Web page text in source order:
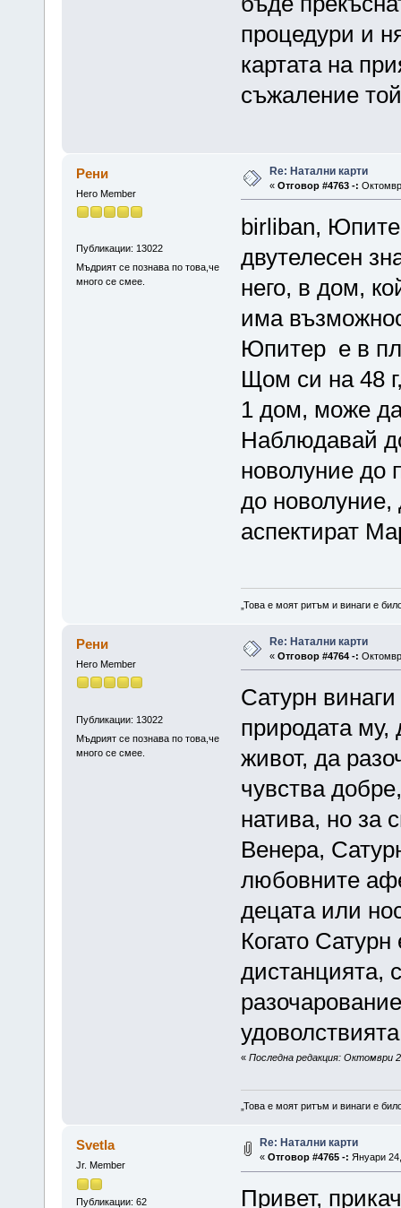
процедури и
картата на
съжаление
Рени
Hero Member
Публикации: 13022
Мъдрият се познава по това,че
много се смее.
Re: Натални карти
« Отговор #4763 -:
birliban,
двутелесен
него, в дом,
има
Юпитер е в
Щом си на 48
1 дом, може
Наблюдавай
новолуние до
до
аспектират
„Това е моят ритъм и винаги е
Рени
Hero Member
Публикации: 13022
Мъдрият се познава по това,че
много се смее.
Re: Натални карти
« Отговор #4764 -:
Сатурн
природата му,
живот, да
чувства
натива, но за
Венера,
любовните
децата или
Когато
дистанцията,
« Последна редакция: Октомври
„Това е моят ритъм и винаги е
Svetla
Jr. Member
Публикации: 62
Re: Натални карти
« Отговор #4765 -: Януари
Привет,